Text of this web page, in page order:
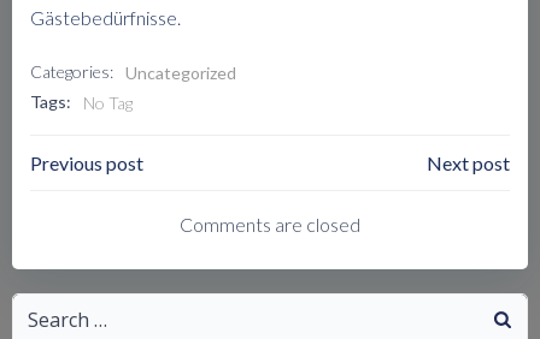
Gästebedürfnisse.
Categories: Uncategorized
Tags:
No Tag
Post
Navigation
Previous post
Navigation
Next post
Comments are closed
Search